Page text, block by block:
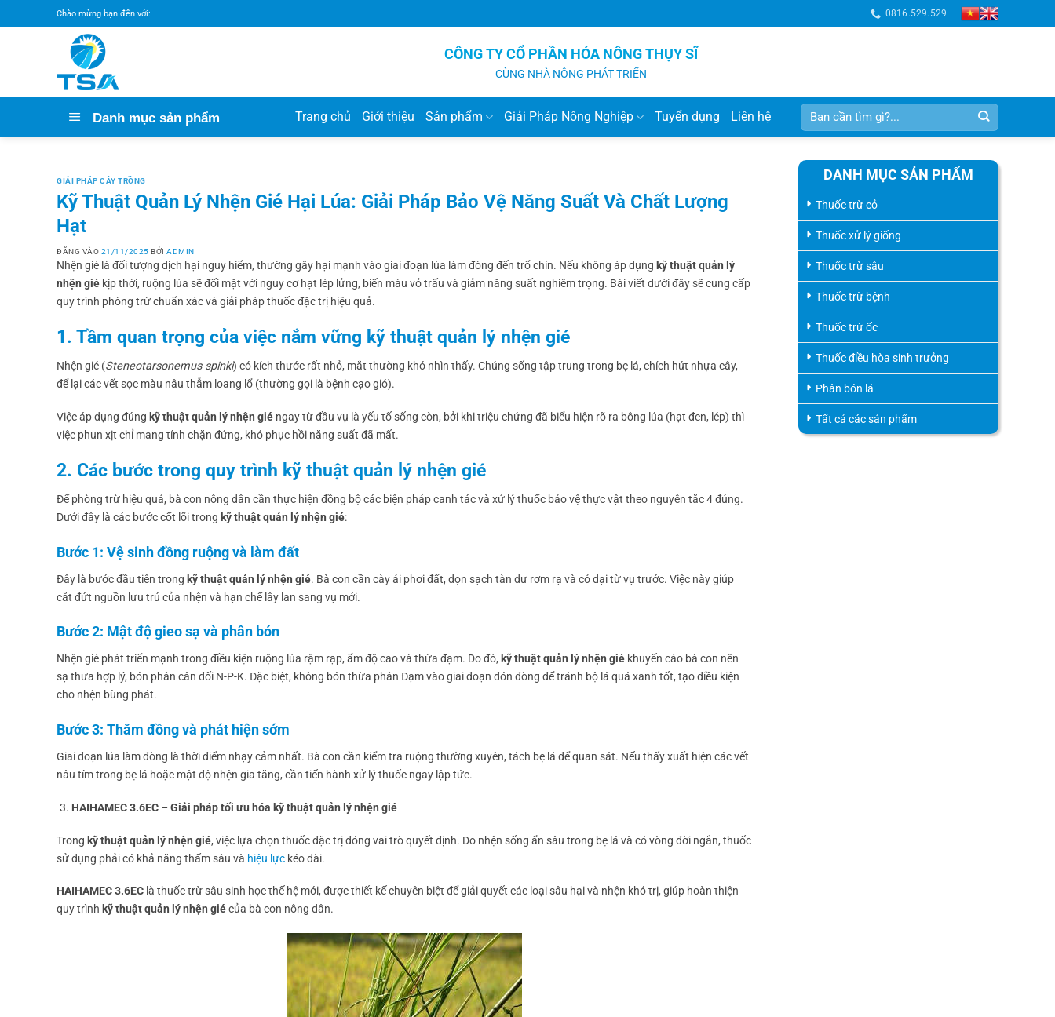
qua
Chào mừng bạn đến với: 0816.529.529
CÔNG TY CỔ PHẦN HÓA NÔNG THỤY SĨ
CÙNG NHÀ NÔNG PHÁT TRIỂN
Danh mục sản phẩm Trang chủ Giới thiệu Sản phẩm Giải Pháp Nông Nghiệp Tuyển dụng Liên hệ
Tìm
kiếm:
GIẢI PHÁP CÂY TRỒNG
Kỹ Thuật Quản Lý Nhện Gié Hại Lúa: Giải Pháp Bảo Vệ Năng Suất Và Chất Lượng
Hạt
ĐĂNG VÀO 21/11/2025 BỞIADMIN
Nhện gié là đối tượng dịch hại nguy hiểm, thường gây hại mạnh vào giai đoạn lúa làm đòng đến trổ chín. Nếu không áp dụng kỹ thuật quản lý
nhện gié kịp thời, ruộng lúa sẽ đối mặt với nguy cơ hạt lép lửng, biến màu vỏ trấu và giảm năng suất nghiêm trọng. Bài viết dưới đây sẽ cung cấp
quy trình phòng trừ chuẩn xác và giải pháp thuốc đặc trị hiệu quả.
1. Tầm quan trọng của việc nắm vững kỹ thuật quản lý nhện gié
Nhện gié (Steneotarsonemus spinki) có kích thước rất nhỏ, mắt thường khó nhìn thấy. Chúng sống tập trung trong bẹ lá, chích hút nhựa cây,
để lại các vết sọc màu nâu thẫm loang lổ (thường gọi là bệnh cạo gió).
Việc áp dụng đúng kỹ thuật quản lý nhện gié ngay từ đầu vụ là yếu tố sống còn, bởi khi triệu chứng đã biểu hiện rõ ra bông lúa (hạt đen, lép) thì
việc phun xịt chỉ mang tính chặn đứng, khó phục hồi năng suất đã mất.
2. Các bước trong quy trình kỹ thuật quản lý nhện gié
Để phòng trừ hiệu quả, bà con nông dân cần thực hiện đồng bộ các biện pháp canh tác và xử lý thuốc bảo vệ thực vật theo nguyên tắc 4 đúng.
Dưới đây là các bước cốt lõi trong kỹ thuật quản lý nhện gié:
Bước 1: Vệ sinh đồng ruộng và làm đất
Đây là bước đầu tiên trong kỹ thuật quản lý nhện gié. Bà con cần cày ải phơi đất, dọn sạch tàn dư rơm rạ và cỏ dại từ vụ trước. Việc này giúp
cắt đứt nguồn lưu trú của nhện và hạn chế lây lan sang vụ mới.
Bước 2: Mật độ gieo sạ và phân bón
Nhện gié phát triển mạnh trong điều kiện ruộng lúa rậm rạp, ẩm độ cao và thừa đạm. Do đó, kỹ thuật quản lý nhện gié khuyến cáo bà con nên
sạ thưa hợp lý, bón phân cân đối N-P-K. Đặc biệt, không bón thừa phân Đạm vào giai đoạn đón đòng để tránh bộ lá quá xanh tốt, tạo điều kiện
cho nhện bùng phát.
Bước 3: Thăm đồng và phát hiện sớm
Giai đoạn lúa làm đòng là thời điểm nhạy cảm nhất. Bà con cần kiểm tra ruộng thường xuyên, tách bẹ lá để quan sát. Nếu thấy xuất hiện các vết
nâu tím trong bẹ lá hoặc mật độ nhện gia tăng, cần tiến hành xử lý thuốc ngay lập tức.
HAIHAMEC 3.6EC – Giải pháp tối ưu hóa kỹ thuật quản lý nhện gié
Trong kỹ thuật quản lý nhện gié, việc lựa chọn thuốc đặc trị đóng vai trò quyết định. Do nhện sống ẩn sâu trong bẹ lá và có vòng đời ngắn, thuốc
sử dụng phải có khả năng thấm sâu và hiệu lực kéo dài.
HAIHAMEC 3.6EC là thuốc trừ sâu sinh học thế hệ mới, được thiết kế chuyên biệt để giải quyết các loại sâu hại và nhện khó trị, giúp hoàn thiện
quy trình kỹ thuật quản lý nhện giécủa bà con nông dân.
DANH MỤC SẢN PHẨM
Thuốc trừ cỏ
Thuốc xử lý giống
Thuốc trừ sâu
Thuốc trừ bệnh
Thuốc trừ ốc
Thuốc điều hòa sinh trưởng
Phân bón lá
Tất cả các sản phẩm